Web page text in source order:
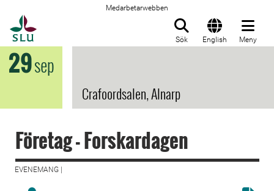
Medarbetarwebben
Sök English Meny
29sep
Crafoordsalen, Alnarp
Företag - Forskardagen
EVENEMANG |